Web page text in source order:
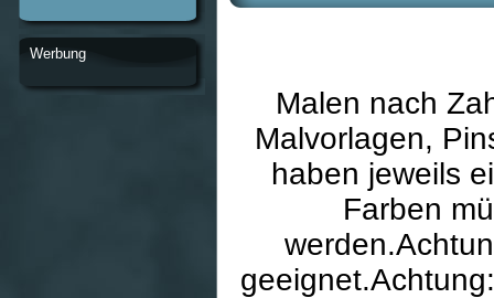
Malen nach
Malvorlagen,
haben jeweils
Farben
Werbung